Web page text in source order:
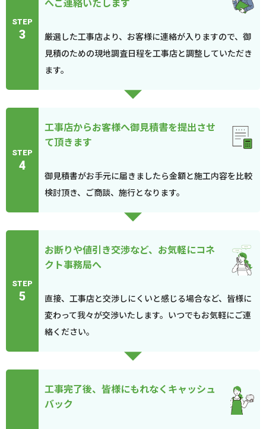
STEP
3
厳選した工事店より、お客様に連絡が入りますので、御
見積のための現地調査日程を工事店と調整していただき
ます。
STEP
4
工事店からお客様へ御見積書を提出させ
て頂きます
御見積書がお手元に届きましたら金額と施工内容を比較
検討頂き、ご商談、施行となります。
STEP
5
お断りや値引き交渉など、お気軽にコネ
クト事務局へ
直接、工事店と交渉しにくいと感じる場合など、皆様に
変わって我々が交渉いたします。いつでもお気軽にご連
絡ください。
工事完了後、皆様にもれなくキャッシュ
バック